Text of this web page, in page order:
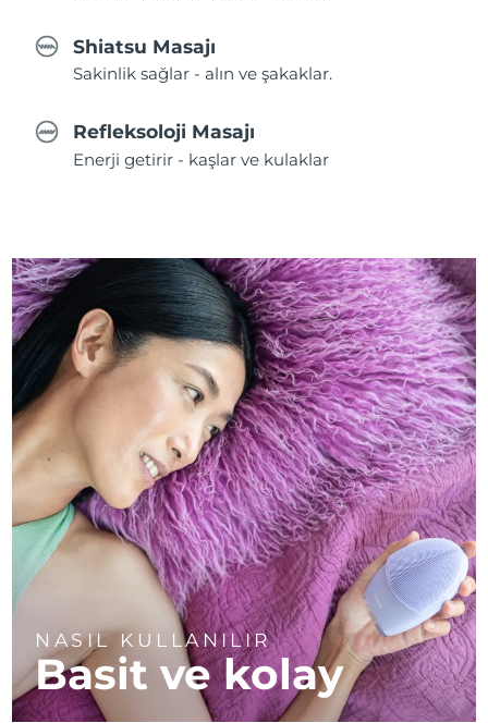
Shiatsu Masajı
Sakinlik sağlar - alın ve şakaklar.
Refleksoloji Masajı
Enerji getirir - kaşlar ve kulaklar
NASIL KULLANILIR
Basit ve kolay